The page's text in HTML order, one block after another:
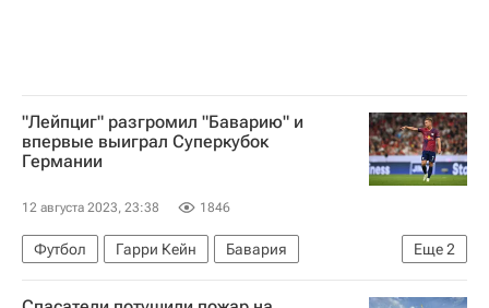
"Лейпциг" разгромил "Баварию" и
впервые выиграл Суперкубок
Германии
12 августа 2023, 23:38 1846
Еще2
Футбол Гарри Кейн
Бавария
РБ Лейпциг
Суперкубок Германии